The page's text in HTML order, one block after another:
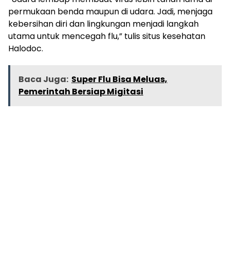
permukaan benda maupun di udara. Jadi, menjaga
kebersihan diri dan lingkungan menjadi langkah
utama untuk mencegah flu,” tulis situs kesehatan
Halodoc.
Baca Juga: Super Flu Bisa Meluas,
Pemerintah Bersiap Migitasi